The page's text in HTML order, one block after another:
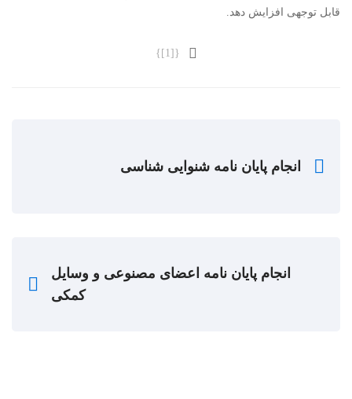
قابل توجهی افزایش دهد.
{[1]}
انجام پایان نامه شنوایی شناسی
انجام پایان نامه اعضای مصنوعی و وسایل
کمکی